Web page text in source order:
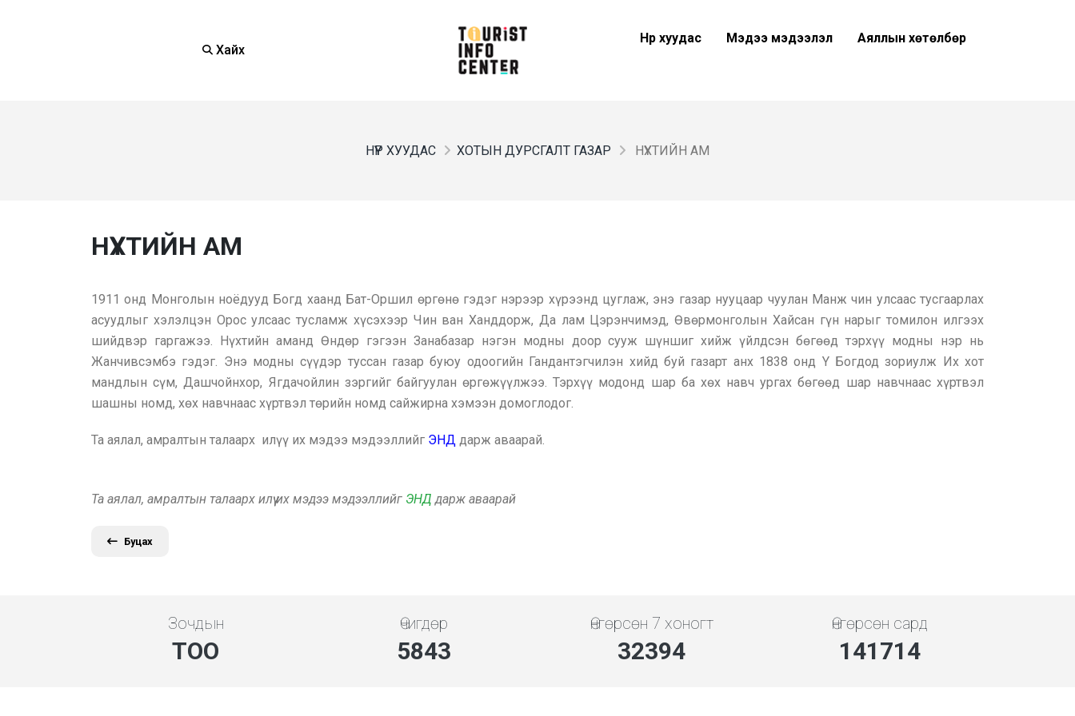
Хайх
Нүүр хуудас Мэдээ мэдээлэл Аяллын хөтөлбөр
НҮҮР ХУУДАС ХОТЫН ДУРСГАЛТ ГАЗАР НҮХТИЙН АМ
НҮХТИЙН АМ
1911 онд Монголын ноёдууд Богд хаанд Бат-Оршил өргөнө гэдэг нэрээр хүрээнд цуглаж, энэ газар нууцаар чуулан Манж чин улсаас тусгаарлах
асуудлыг хэлэлцэн Орос улсаас тусламж хүсэхээр Чин ван Ханддорж, Да лам Цэрэнчимэд, Өвөрмонголын Хайсан гүн нарыг томилон илгээх
шийдвэр гаргажээ. Нүхтийн аманд Өндөр гэгээн Занабазар нэгэн модны доор сууж шүншиг хийж үйлдсэн бөгөөд тэрхүү модны нэр нь
Жанчивсэмбэ гэдэг. Энэ модны сүүдэр туссан газар буюу одоогийн Гандантэгчилэн хийд буй газарт анх 1838 онд Y Богдод зориулж Их хот
мандлын сүм, Дашчойнхор, Ягдачойлин зэргийг байгуулан өргөжүүлжээ. Тэрхүү модонд шар ба хөх навч ургах бөгөөд шар навчнаас хүртвэл
шашны номд, хөх навчнаас хүртвэл төрийн номд сайжирна хэмээн домоглодог.
Та аялал, амралтын талаарх илүү их мэдээ мэдээллийг ЭНД дарж аваарай.
Та аялал, амралтын талаарх илүү их мэдээ мэдээллийг ЭНД дарж аваарай
Буцах
Зочдын
ТОО
Өчигдөр
5843
Өнгөрсөн 7 хоногт
32394
Өнгөрсөн сард
141714